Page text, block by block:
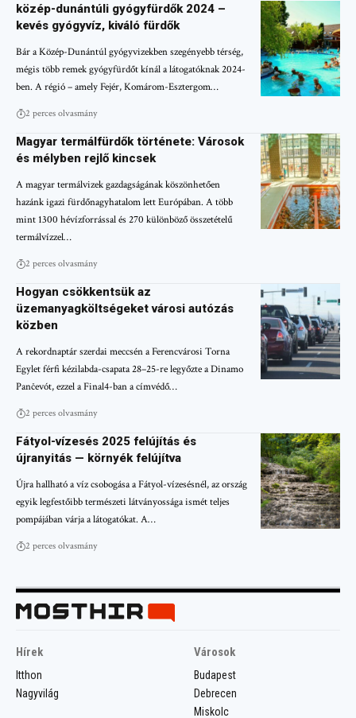
közép-dunántúli gyógyfürdők 2024 –
kevés gyógyvíz, kiváló fürdők
Bár a Közép-Dunántúl gyógyvizekben szegényebb térség,
mégis több remek gyógyfürdőt kínál a látogatóknak 2024-
ben. A régió – amely Fejér, Komárom-Esztergom…
2 perces olvasmány
Magyar termálfürdők története: Városok
és mélyben rejlő kincsek
A magyar termálvizek gazdagságának köszönhetően
hazánk igazi fürdőnagyhatalom lett Európában. A több
mint 1300 hévízforrással és 270 különböző összetételű
termálvízzel…
2 perces olvasmány
Hogyan csökkentsük az
üzemanyagköltségeket városi autózás
közben
A rekordnaptár szerdai meccsén a Ferencvárosi Torna
Egylet férfi kézilabda-csapata 28–25-re legyőzte a Dinamo
Pančevót, ezzel a Final4-ban a címvédő…
2 perces olvasmány
Fátyol-vízesés 2025 felújítás és
újranyitás — környék felújítva
Újra hallható a víz csobogása a Fátyol-vízesésnél, az ország
egyik legfestőibb természeti látványossága ismét teljes
pompájában várja a látogatókat. A…
2 perces olvasmány
Hírek
Itthon
Nagyvilág
Városok
Budapest
Debrecen
Miskolc